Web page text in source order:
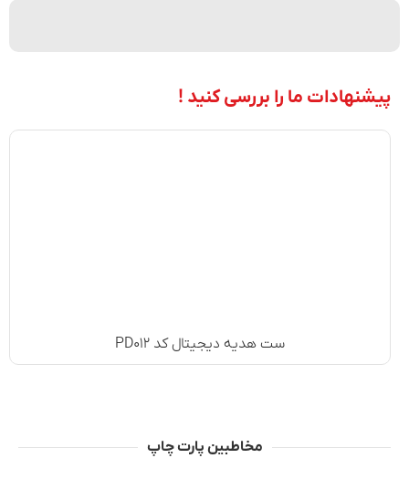
پیشنهادات ما را بررسی کنید !
ست هدیه دیجیتال کد PD۰۱۲
مخاطبین پارت چاپ